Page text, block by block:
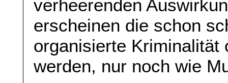
verheerenden
erscheinen die schon
organisierte Kriminalität
werden, nur noch wie